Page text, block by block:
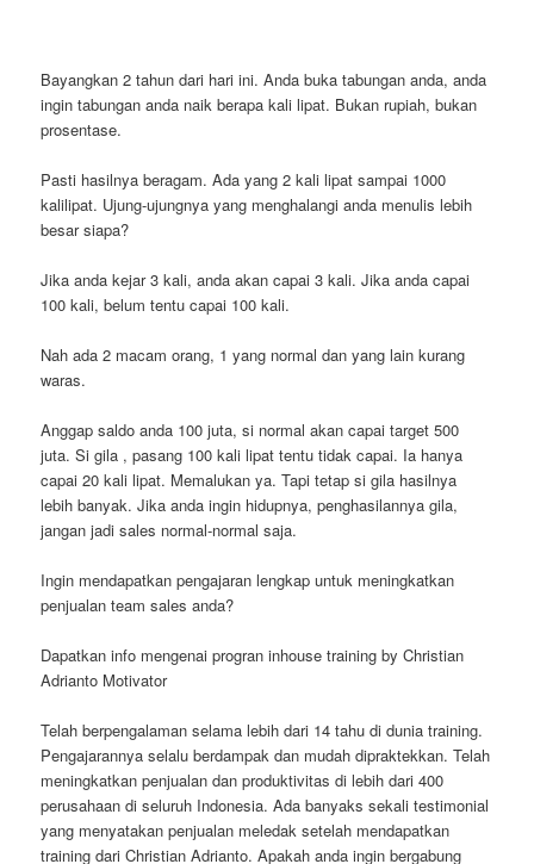
Bayangkan 2 tahun dari hari ini. Anda buka tabungan anda, anda
ingin tabungan anda naik berapa kali lipat. Bukan rupiah, bukan
prosentase.
Pasti hasilnya beragam. Ada yang 2 kali lipat sampai 1000
kalilipat. Ujung-ujungnya yang menghalangi anda menulis lebih
besar siapa?
Jika anda kejar 3 kali, anda akan capai 3 kali. Jika anda capai
100 kali, belum tentu capai 100 kali.
Nah ada 2 macam orang, 1 yang normal dan yang lain kurang
waras.
Anggap saldo anda 100 juta, si normal akan capai target 500
juta. Si gila , pasang 100 kali lipat tentu tidak capai. Ia hanya
capai 20 kali lipat. Memalukan ya. Tapi tetap si gila hasilnya
lebih banyak. Jika anda ingin hidupnya, penghasilannya gila,
jangan jadi sales normal-normal saja.
Ingin mendapatkan pengajaran lengkap untuk meningkatkan
penjualan team sales anda?
Dapatkan info mengenai progran inhouse training by Christian
Adrianto Motivator
Telah berpengalaman selama lebih dari 14 tahu di dunia training.
Pengajarannya selalu berdampak dan mudah dipraktekkan. Telah
meningkatkan penjualan dan produktivitas di lebih dari 400
perusahaan di seluruh Indonesia. Ada banyaks sekali testimonial
yang menyatakan penjualan meledak setelah mendapatkan
training dari Christian Adrianto. Apakah anda ingin bergabung